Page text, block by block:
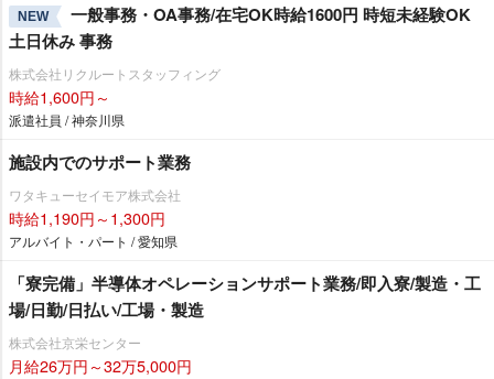
NEW
一般事務・OA事務/在宅OK時給1600円 時短未経験OK
土日休み 事務
株式会社リクルートスタッフィング
時給1,600円～
派遣社員 / 神奈川県
施設内でのサポート業務
ワタキューセイモア株式会社
時給1,190円～1,300円
アルバイト・パート / 愛知県
「寮完備」半導体オペレーションサポート業務/即入寮/製造・工
場/日勤/日払い/工場・製造
株式会社京栄センター
月給26万円～32万5,000円